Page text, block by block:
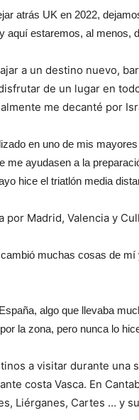
atrás UK en 2022,
aquí estaremos, al menos,
a un destino nuevo,
de un lugar en
me decanté por
en uno de mis
me ayudasen a la
hice el triatlón media
por Madrid, Valencia y
muchas cosas de
algo que llevaba
la zona, pero nunca lo
a visitar durante
costa Vasca. En
Liérganes, Cartes … y